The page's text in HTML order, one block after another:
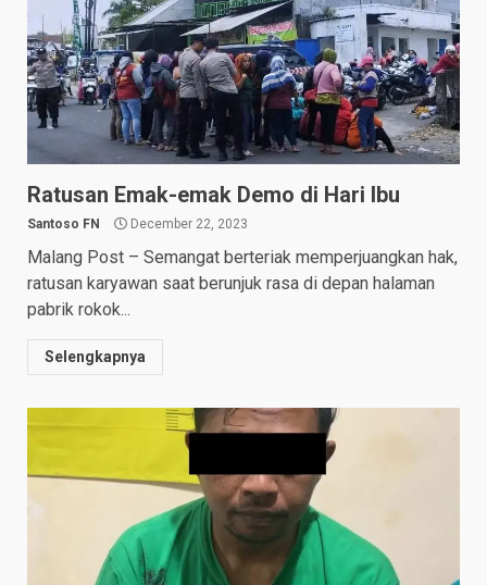
Ratusan Emak-emak Demo di Hari Ibu
Santoso FN December 22, 2023
Malang Post – Semangat berteriak memperjuangkan hak,
ratusan karyawan saat berunjuk rasa di depan halaman
pabrik rokok...
Selengkapnya